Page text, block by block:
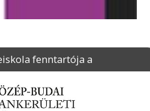
fenntartója a